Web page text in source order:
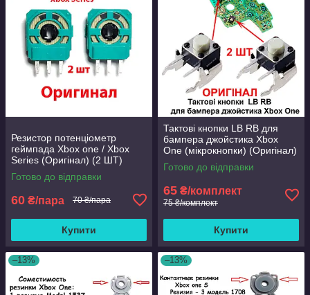
Резистор потенціометр
геймпада Xbox one / Xbox
Series (Оригінал) (2 ШТ)
Готово до відправки
60 ₴/пара 70 ₴/пара
Купити
Тактові кнопки LB RB для
бампера джойстика Xbox
One (мікрокнопки) (Оригінал)
2 ШТ
Готово до відправки
65 ₴/комплект
75 ₴/комплект
Купити
–13% –13%